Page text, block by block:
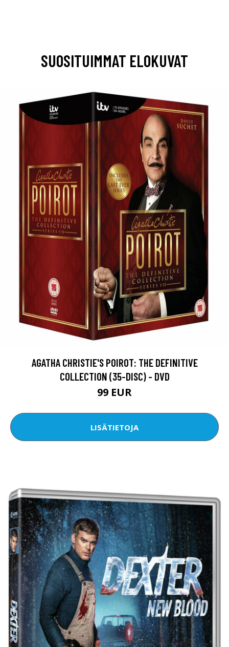
SUOSITUIMMAT ELOKUVAT
AGATHA CHRISTIE'S POIROT: THE DEFINITIVE
COLLECTION (35-DISC) - DVD
99 EUR
LISÄTIETOJA